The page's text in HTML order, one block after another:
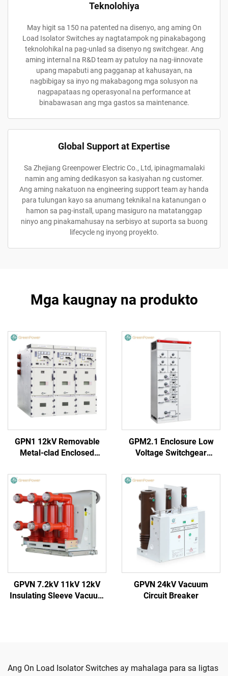
Teknolohiya
May higit sa 150 na patented na disenyo, ang aming On
Load Isolator Switches ay nagtatampok ng pinakabagong
teknolohikal na pag-unlad sa disenyo ng switchgear. Ang
aming internal na R&D team ay patuloy na nag-iinnovate
upang mapabuti ang pagganap at kahusayan, na
nagbibigay sa inyo ng makabagong mga solusyon na
nagpapataas ng operasyonal na performance at
binabawasan ang mga gastos sa maintenance.
Global Support at Expertise
Sa Zhejiang Greenpower Electric Co., Ltd, ipinagmamalaki
namin ang aming dedikasyon sa kasiyahan ng customer.
Ang aming nakatuon na engineering support team ay handa
para tulungan kayo sa anumang teknikal na katanungan o
hamon sa pag-install, upang masiguro na matatanggap
ninyo ang pinakamahusay na serbisyo at suporta sa buong
lifecycle ng inyong proyekto.
Mga kaugnay na produkto
GPN1 12kV Removable
Metal-clad Enclosed
GPM2.1 Enclosure Low
Voltage Switchgear
GPVN 7.2kV 11kV 12kV
Insulating Sleeve Vacuum
GPVN 24kV Vacuum
Circuit Breaker
Ang On Load Isolator Switches ay mahalaga para sa ligtas